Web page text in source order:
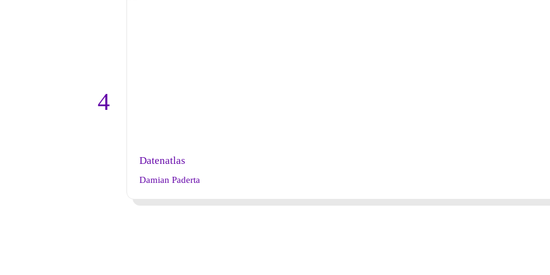
Datenatlas
Damian Paderta